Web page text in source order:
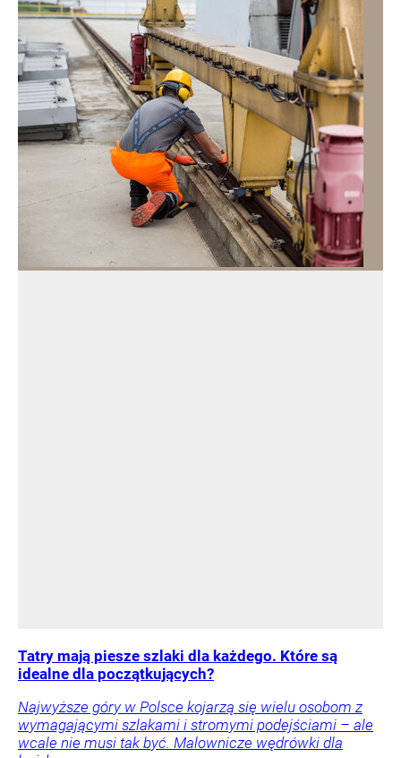
Tatry mają piesze szlaki dla każdego. Które są
idealne dla początkujących?
Najwyższe góry w Polsce kojarzą się wielu osobom z
wymagającymi szlakami i stromymi podejściami – ale
wcale nie musi tak być. Malownicze wędrówki dla